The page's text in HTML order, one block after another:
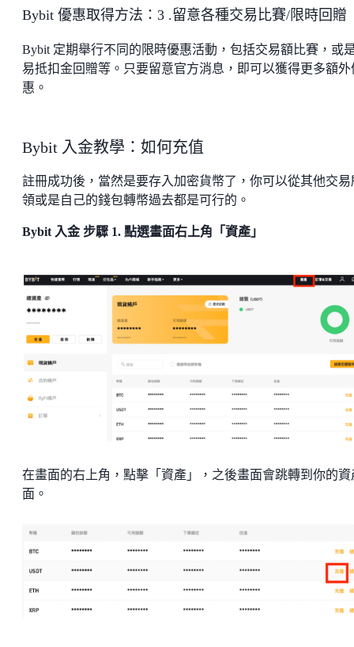
Bybit 優惠取得方法：3 .留意各種交易比賽/限時回贈
Bybit 定期舉行不同的限時優惠活動，包括交易額比賽，或
易抵扣金回贈等。只要留意官方消息，即可以獲得更多額外
惠。
Bybit 入金教學：如何充值
註冊成功後，當然是要存入加密貨幣了，你可以從其他交易
領或是自己的錢包轉幣過去都是可行的。
Bybit 入金 步驟 1. 點選畫面右上角「資產」
在畫面的右上角，點擊「資產」，之後畫面會跳轉到你的資
面。